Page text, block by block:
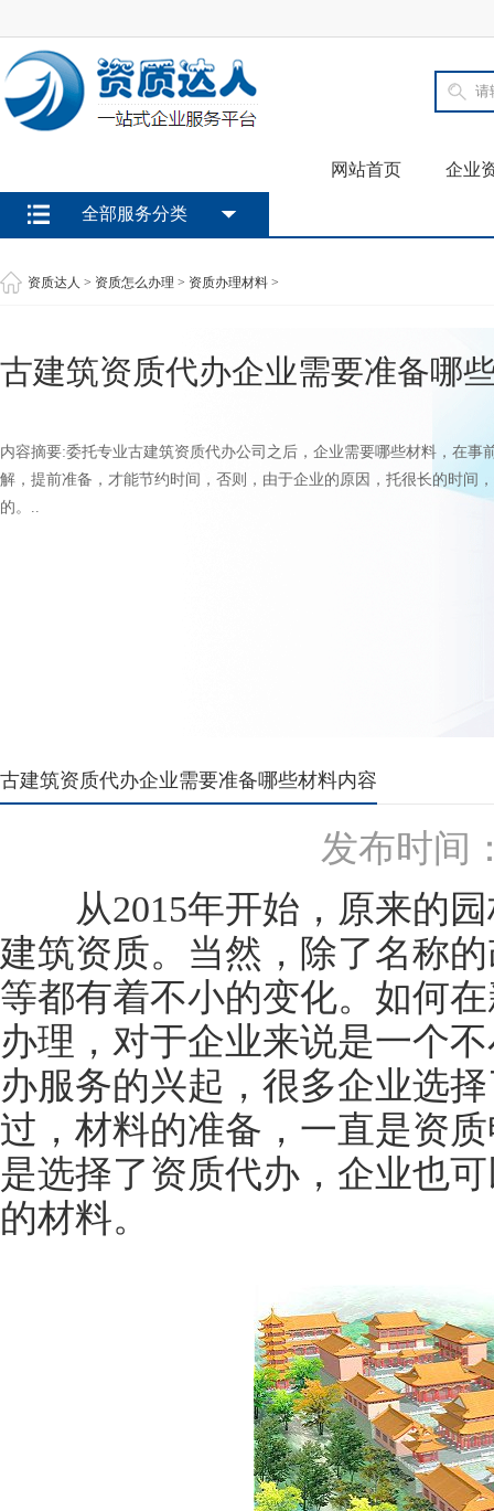
网站首页 企业
全部服务分类
资质达人 > 资质怎么办理 > 资质办理材料 >
古建筑资质代办企业需要准备哪
内容摘要:委托专业古建筑资质代办公司之后，企业需要哪些材料，在事
解，提前准备，才能节约时间，否则，由于企业的原因，托很长的时间
的。..
古建筑资质代办企业需要准备哪些材料内容
发布时间
从2015年开始，原来的园
建筑资质。当然，除了名称
等都有着不小的变化。如何
办理，对于企业来说是一个
办服务的兴起，很多企业选
过，材料的准备，一直是资
是选择了资质代办，企业也
的材料。